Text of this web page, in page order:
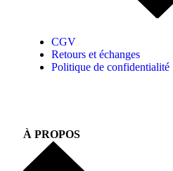
CGV
Retours et échanges
Politique de confidentialité
À PROPOS